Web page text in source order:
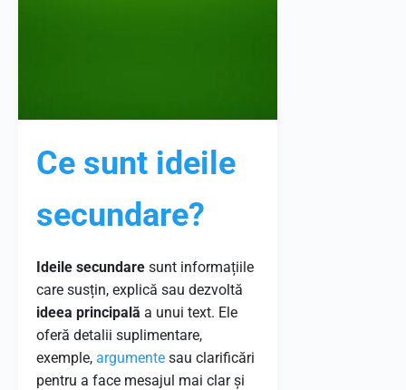
Ce sunt ideile
secundare?
Ideile secundare sunt informațiile
care susțin, explică sau dezvoltă
ideea principală a unui text. Ele
oferă detalii suplimentare,
exemple, argumente sau clarificări
pentru a face mesajul mai clar și